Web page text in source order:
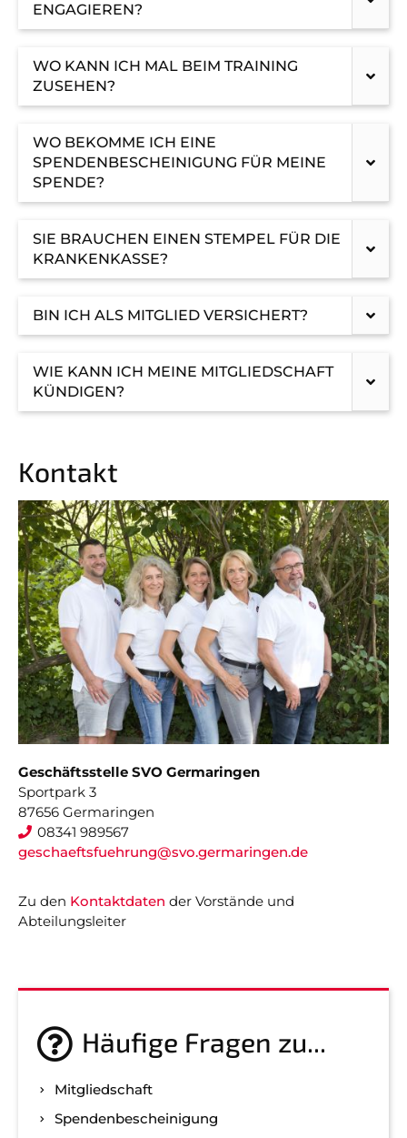
ENGAGIEREN?
WO KANN ICH MAL BEIM TRAINING
ZUSEHEN?
WO BEKOMME ICH EINE
SPENDENBESCHEINIGUNG FÜR MEINE
SPENDE?
SIE BRAUCHEN EINEN STEMPEL FÜR DIE
KRANKENKASSE?
BIN ICH ALS MITGLIED VERSICHERT?
WIE KANN ICH MEINE MITGLIEDSCHAFT
KÜNDIGEN?
Kontakt
Geschäftsstelle SVO Germaringen
Sportpark 3
87656 Germaringen
08341 989567
geschaeftsfuehrung@svo.germaringen.de
Zu den Kontaktdaten der Vorstände und
Abteilungsleiter
Häufige Fragen zu...
Mitgliedschaft
Spenden­bescheinigung
Impressum
Datenschutz
Nicht das Richtige gefunden?
Bitte nehmen Sie Kontakt mit uns auf. Wir helfen
Navigation
überspringen
Anfahrt Impressum Datenschutz